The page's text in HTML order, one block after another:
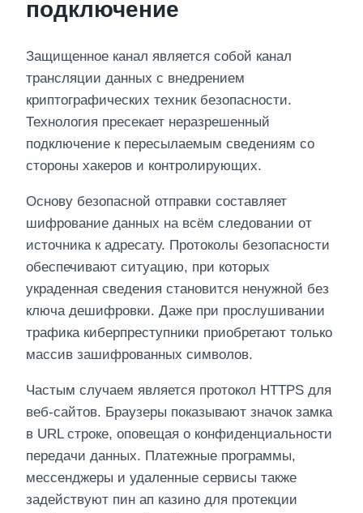
подключение
Защищенное канал является собой канал
трансляции данных с внедрением
криптографических техник безопасности.
Технология пресекает неразрешенный
подключение к пересылаемым сведениям со
стороны хакеров и контролирующих.
Основу безопасной отправки составляет
шифрование данных на всём следовании от
источника к адресату. Протоколы безопасности
обеспечивают ситуацию, при которых
украденная сведения становится ненужной без
ключа дешифровки. Даже при прослушивании
трафика киберпреступники приобретают только
массив зашифрованных символов.
Частым случаем является протокол HTTPS для
веб-сайтов. Браузеры показывают значок замка
в URL строке, оповещая о конфиденциальности
передачи данных. Платежные программы,
мессенджеры и удаленные сервисы также
задействуют пин ап казино для протекции